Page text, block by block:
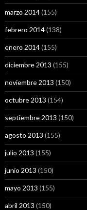
marzo 2014(155)
febrero 2014(138)
enero 2014(155)
diciembre 2013 (155)
noviembre 2013 (150)
octubre 2013 (154)
septiembre 2013 (150)
agosto 2013 (155)
julio 2013 (155)
junio 2013 (150)
mayo 2013 (155)
abril 2013 (150)